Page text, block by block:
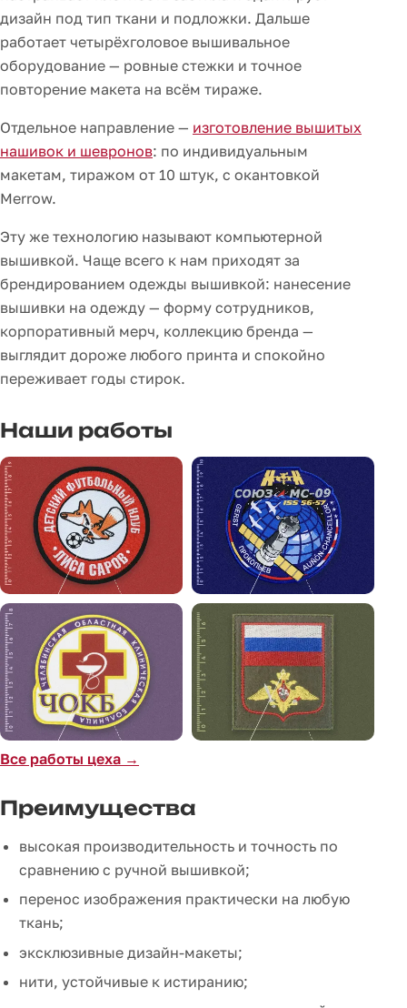
дизайн под тип ткани и подложки. Дальше
работает четырёхголовое вышивальное
оборудование — ровные стежки и точное
повторение макета на всём тираже.
Отдельное направление — изготовление вышитых
нашивок и шевронов: по индивидуальным
макетам, тиражом от 10 штук, с окантовкой
Merrow.
Эту же технологию называют компьютерной
вышивкой. Чаще всего к нам приходят за
брендированием одежды вышивкой: нанесение
вышивки на одежду — форму сотрудников,
корпоративный мерч, коллекцию бренда —
выглядит дороже любого принта и спокойно
переживает годы стирок.
Наши работы
Все работы цеха →
Преимущества
высокая производительность и точность по
сравнению с ручной вышивкой;
перенос изображения практически на любую
ткань;
эксклюзивные дизайн-макеты;
нити, устойчивые к истиранию;